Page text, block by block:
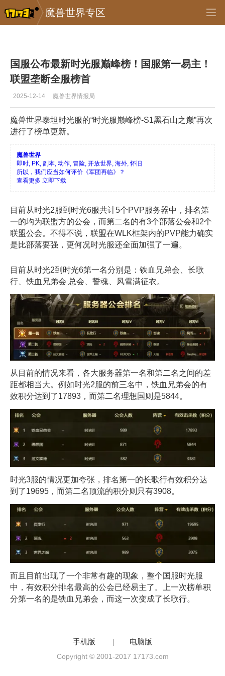
魔兽世界专区
专区_《魔兽世界》 >
国服公布最新时光服巅峰榜！国服第一易主！
联盟垄断全服榜首
2025-12-14 魔兽世界情报局
魔兽世界泰坦时光服的“时光服巅峰榜-S1黑石山之巅”再次
进行了榜单更新。
魔兽世界
即时, PK, 副本, 动作, 冒险, 开放世界, 海外, 怀旧
所以，我们应当如何评价《军团再临》？
查看更多 立即下载
目前从时光2服到时光6服共计5个PVP服务器中，排名第
一的均为联盟方的公会，而第二名的有3个部落公会和2个
联盟公会。不得不说，联盟在WLK框架内的PVP能力确实
是比部落要强，更何况时光服还全面加强了一遍。
目前从时光2到时光6第一名分别是：铁血兄弟会、长歌
行、铁血兄弟会 总会、誓魂、风雪满征衣。
从目前的情况来看，各大服务器第一名和第二名之间的差
距都相当大。例如时光2服的前三名中，铁血兄弟会的有
效积分达到了17893，而第二名理想国则是5844。
时光3服的情况更加夸张，排名第一的长歌行有效积分达
到了19695，而第二名顶流的积分则只有3908。
而且目前出现了一个非常有趣的现象，整个国服时光服
中，有效积分排名最高的公会已经易主了。上一次榜单积
分第一名的是铁血兄弟会，而这一次变成了长歌行。
手机版 | 电脑版
Copyright © 2001-2017 17173.com